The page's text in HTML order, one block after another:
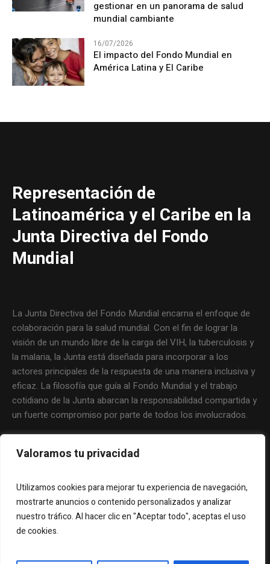
Valoramos tu privacidad
Utilizamos cookies para mejorar tu experiencia de navegación,
mostrarte anuncios o contenido personalizados y analizar
nuestro tráfico. Al hacer clic en "Aceptar todo", aceptas el uso
de cookies.
gestionar en un panorama de salud
mundial cambiante
16/07/2026
El impacto del Fondo Mundial en
América Latina y El Caribe
Representación de
Latinoamérica y el Caribe en la
Junta Directiva del Fondo
Mundial
La Junta Directiva del Fondo Mundial encarna el enfoque de
colaboración para la salud mundial. Con el fin de lograr la
visión de un mundo libre de la carga del VIH, la tuberculosis y
la malaria, la Junta está diseñada para incorporar a los
actores principales de la respuesta de una manera inclusiva y
eficaz. La filosofía que guía al Fondo Mundial y el trabajo
cotidiano de la Junta abarcan la responsabilidad compartida y
un fuerte compromiso por parte de todos los involucrados.